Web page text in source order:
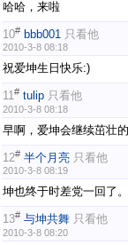
哈哈，来啦
10# bbb001 只看他
2010-3-8 08:18
祝爱坤生日快乐:)
11# tulip 只看他
2010-3-8 08:18
早啊，爱坤会继续茁壮
12# 半个月亮 只看他
2010-3-8 08:19
坤也终于时差党一回了。
13# 与坤共舞 只看他
2010-3-8 08:20